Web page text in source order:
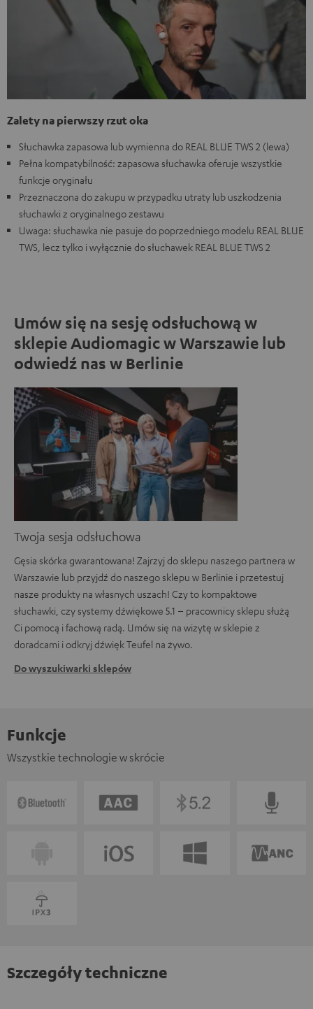
Zalety na pierwszy rzut oka
Słuchawka zapasowa lub wymienna do REAL BLUE TWS 2 (lewa)
Pełna kompatybilność: zapasowa słuchawka oferuje wszystkie
funkcje oryginału
Przeznaczona do zakupu w przypadku utraty lub uszkodzenia
słuchawki z oryginalnego zestawu
Uwaga: słuchawka nie pasuje do poprzedniego modelu REAL BLUE
TWS, lecz tylko i wyłącznie do słuchawek REAL BLUE TWS 2
Umów się na sesję odsłuchową w
sklepie Audiomagic w Warszawie lub
odwiedź nas w Berlinie
Twoja sesja odsłuchowa
Gęsia skórka gwarantowana! Zajrzyj do sklepu naszego partnera w
Warszawie lub przyjdź do naszego sklepu w Berlinie i przetestuj
nasze produkty na własnych uszach! Czy to kompaktowe
słuchawki, czy systemy dźwiękowe 5.1 – pracownicy sklepu służą
Ci pomocą i fachową radą. Umów się na wizytę w sklepie z
doradcami i odkryj dźwięk Teufel na żywo.
Do wyszukiwarki sklepów
Funkcje
Wszystkie technologie w skrócie
Szczegóły techniczne